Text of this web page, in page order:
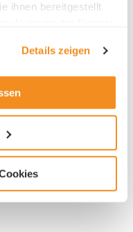
ihnen bereitgestellt
Details zeigen